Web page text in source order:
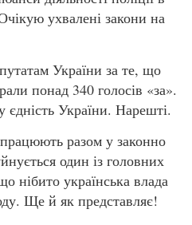
ухвалені закони на
України за те, що
понад 340 голосів «за».
України. Нарешті.
разом у законно
один із головних
нібито українська влада
Ще й як представляє!